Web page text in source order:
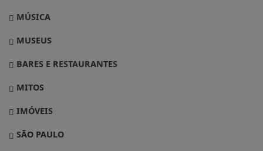
MÚSICA
MUSEUS
BARES E RESTAURANTES
MITOS
IMÓVEIS
SÃO PAULO